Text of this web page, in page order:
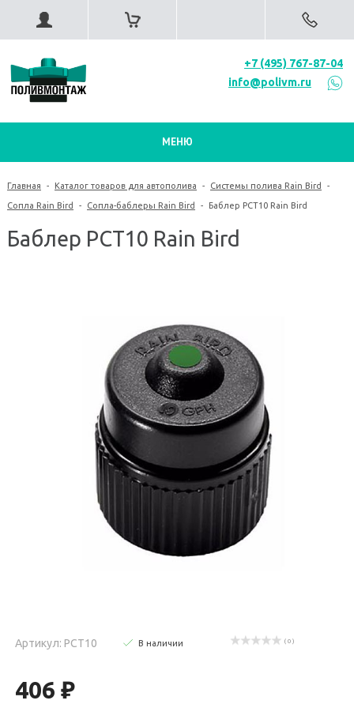
+7 (495) 767-87-04
info@polivm.ru
МЕНЮ
Главная - Каталог товаров для автополива - Системы полива Rain Bird -
Сопла Rain Bird - Сопла-баблеры Rain Bird - Баблер РСТ10 Rain Bird
Баблер РСТ10 Rain Bird
Артикул: РСТ10 В наличии ( 0 )
406 ₽